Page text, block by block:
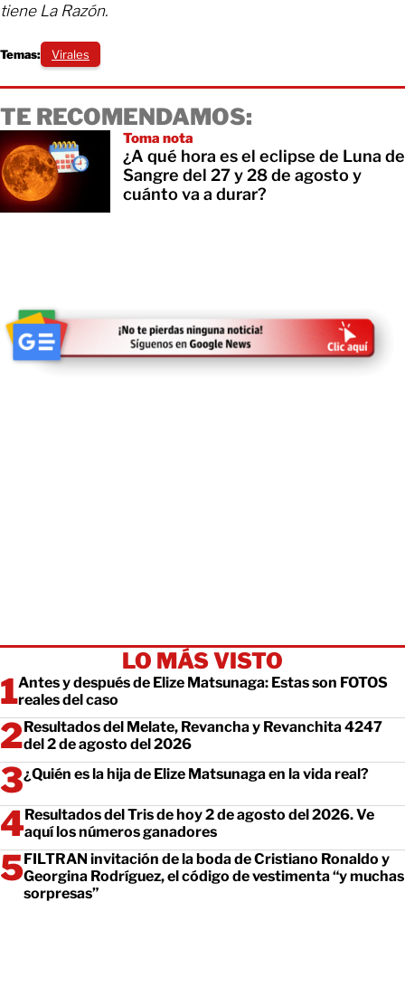
tiene La Razón.
Temas: Virales
TE RECOMENDAMOS:
Toma nota
¿A qué hora es el eclipse de Luna de
Sangre del 27 y 28 de agosto y
cuánto va a durar?
LO MÁS VISTO
Antes y después de Elize Matsunaga: Estas son FOTOS
reales del caso
Resultados del Melate, Revancha y Revanchita 4247
del 2 de agosto del 2026
¿Quién es la hija de Elize Matsunaga en la vida real?
Resultados del Tris de hoy 2 de agosto del 2026. Ve
aquí los números ganadores
FILTRAN invitación de la boda de Cristiano Ronaldo y
Georgina Rodríguez, el código de vestimenta “y muchas
sorpresas”